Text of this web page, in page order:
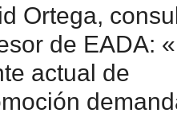
Ortega,
de EADA:
actual de